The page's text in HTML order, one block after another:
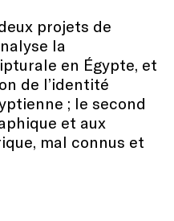
projets de
la
en Égypte, et
de l’identité
; le second
et aux
mal connus et